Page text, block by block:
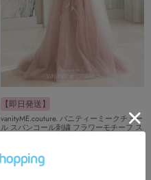
【即日発送】
vanityME.couture. バニティーミークチュー
ル スパンコール刺繍 フラワーモチーフ ス
ピンク vctr-l-a1294-2
XSサイズあり